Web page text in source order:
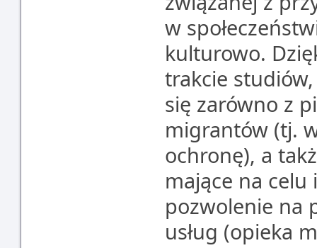
w
kulturowo.
trakcie
się zarówno z
migrantów (tj.
ochronę), a
mające na celu
pozwolenie na
usług (opieka